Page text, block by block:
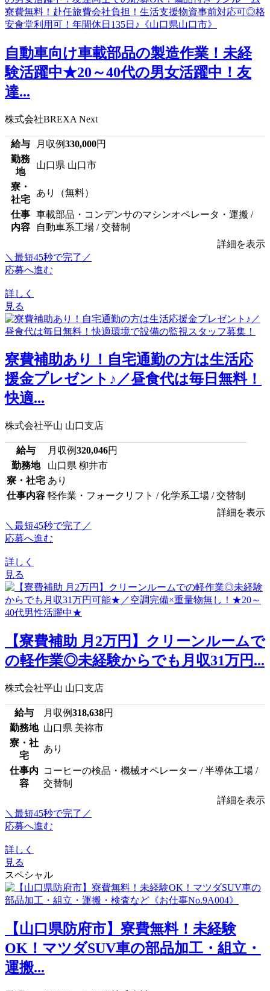
自動車向け車載部品の製造作業！未経
験活躍中★20～40代の男女活躍中！友
達...
株式会社BREXA Next
給与 月収例330,000円
勤務
地
山口県 山口市
寮・
社宅
あり（無料）
仕事
内容
車載部品・コンデンサのマシンオペレータ・運搬 /
自動車系工場 / 交替制
詳細を表示
＼最短45秒で完了／
応募へ進む
詳しく
見る
寮費補助あり！自宅通勤の方は生活応
援金プレゼント♪／昼食代は毎日無料！
快適...
株式会社平山 山口支店
給与 月収例320,046円
勤務地
山口県 柳井市
寮・社宅 あり
仕事内容 軽作業・フォークリフト / 化学系工場 / 交替制
詳細を表示
＼最短45秒で完了／
応募へ進む
詳しく
見る
【寮費補助 月2万円】クリーンルームで
の軽作業◎未経験からでも月収31万円...
株式会社平山 山口支店
給与 月収例318,638円
勤務地 山口県 美祢市
寮・社
宅
あり
仕事内
容
コーヒーの検品・機械オペレーター / 半導体工場 /
交替制
詳細を表示
＼最短45秒で完了／
応募へ進む
詳しく
見る
スペシャル
【山口県防府市】寮費無料！未経験
OK！マツダSUV車の部品加工・組立・
運搬...